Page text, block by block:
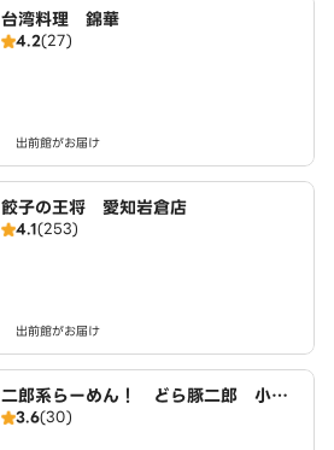
台湾料理 錦華
4.2(27)
出前館がお届け
餃子の王将 愛知岩倉店
4.1(253)
出前館がお届け
二郎系らーめん！ どら豚二郎 小牧
店3.6(30)